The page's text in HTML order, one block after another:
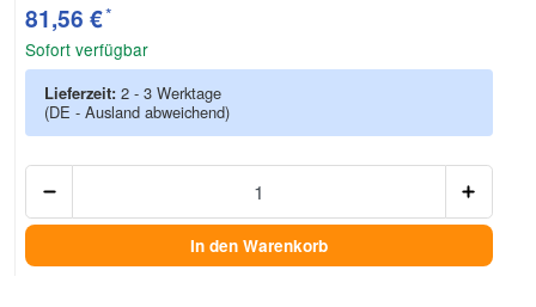
81,56 €*
Sofort verfügbar
Lieferzeit: 2 - 3 Werktage
(DE - Ausland abweichend)
In den Warenkorb